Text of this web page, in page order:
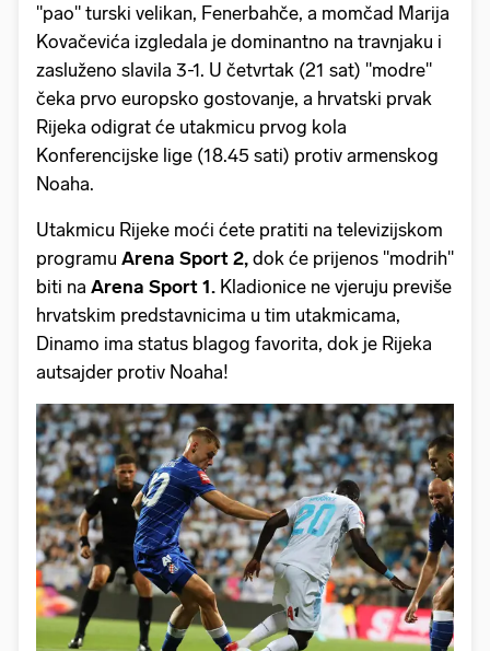
"pao" turski velikan, Fenerbahče, a momčad Marija
Kovačevića izgledala je dominantno na travnjaku i
zasluženo slavila 3-1. U četvrtak (21 sat) "modre"
čeka prvo europsko gostovanje, a hrvatski prvak
Rijeka odigrat će utakmicu prvog kola
Konferencijske lige (18.45 sati) protiv armenskog
Noaha.
Utakmicu Rijeke moći ćete pratiti na televizijskom
programu Arena Sport 2, dok će prijenos ''modrih''
biti na Arena Sport 1. Kladionice ne vjeruju previše
hrvatskim predstavnicima u tim utakmicama,
Dinamo ima status blagog favorita, dok je Rijeka
autsajder protiv Noaha!